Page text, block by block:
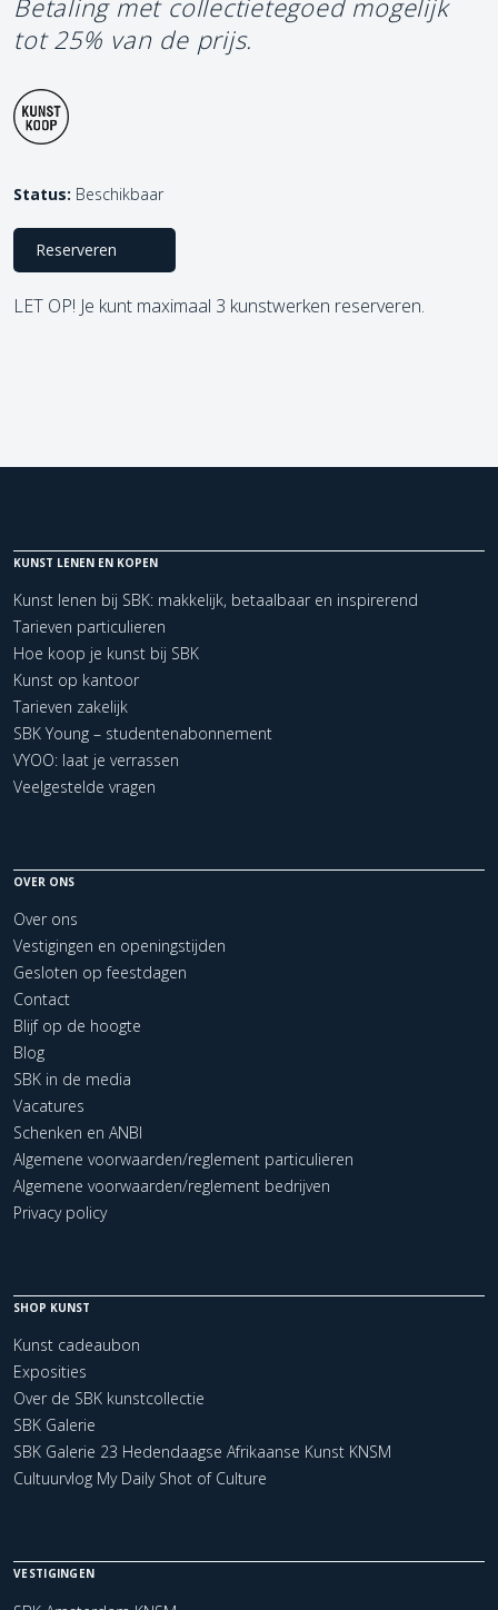
Betaling met collectietegoed mogelijk
tot 25% van de prijs.
Status: Beschikbaar
Reserveren
LET OP! Je kunt maximaal 3 kunstwerken reserveren.
KUNST LENEN EN KOPEN
Kunst lenen bij SBK: makkelijk, betaalbaar en inspirerend
Tarieven particulieren
Hoe koop je kunst bij SBK
Kunst op kantoor
Tarieven zakelijk
SBK Young – studentenabonnement
VYOO: laat je verrassen
Veelgestelde vragen
OVER ONS
Over ons
Vestigingen en openingstijden
Gesloten op feestdagen
Contact
Blijf op de hoogte
Blog
SBK in de media
Vacatures
Schenken en ANBI
Algemene voorwaarden/reglement particulieren
Algemene voorwaarden/reglement bedrijven
Privacy policy
SHOP KUNST
Kunst cadeaubon
Exposities
Over de SBK kunstcollectie
SBK Galerie
SBK Galerie 23 Hedendaagse Afrikaanse Kunst KNSM
Cultuurvlog My Daily Shot of Culture
VESTIGINGEN